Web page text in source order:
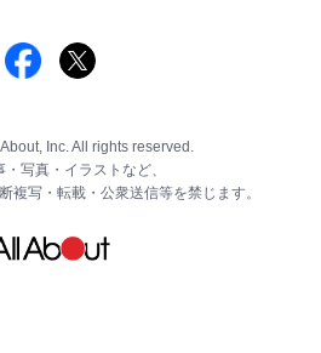
Inc. All rights reserved.
写真・イラストなど、
複写・転載・公衆送信等を禁じます。